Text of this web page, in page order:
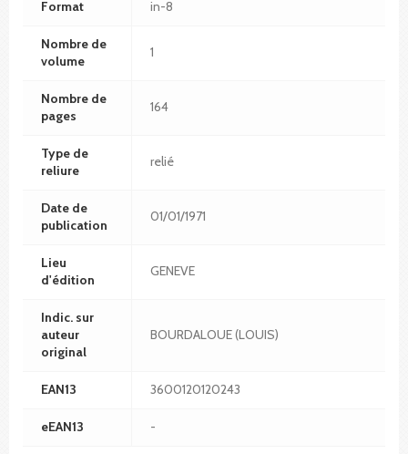
Format in-8
Nombre de
volume
1
Nombre de
pages
164
Type de
reliure
relié
Date de
publication
01/01/1971
Lieu
d'édition
GENEVE
Indic. sur
auteur
original
BOURDALOUE (LOUIS)
EAN13 3600120120243
eEAN13 -